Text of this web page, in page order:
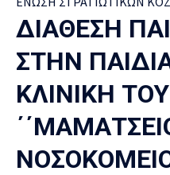
ΔΙΑΘΕΣΗ
ΣΤΗΝ
ΚΛΙΝΙΚΗ ΤΟΥ